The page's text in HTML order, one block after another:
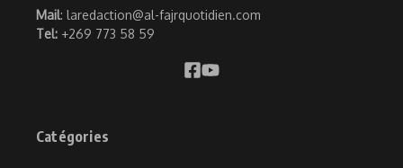
Mail: laredaction@al-fajrquotidien.com
Tel: +269 773 58 59
Catégories